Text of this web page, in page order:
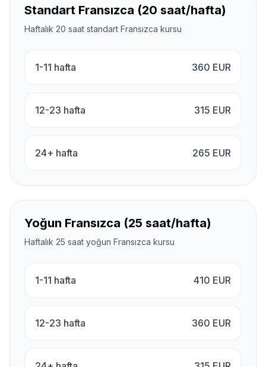
Standart Fransızca (20 saat/hafta)
Haftalık 20 saat standart Fransızca kursu
1-11 hafta 360 EUR
12-23 hafta 315 EUR
24+ hafta 265 EUR
Yoğun Fransızca (25 saat/hafta)
Haftalık 25 saat yoğun Fransızca kursu
1-11 hafta 410 EUR
12-23 hafta 360 EUR